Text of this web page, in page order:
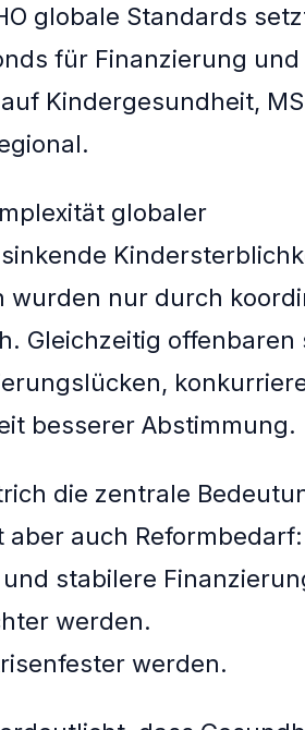
globale Standards
für Finanzierung und
Kindergesundheit,
globaler
wurden nur durch
Gleichzeitig offenbaren
besserer Abstimmung.
die zentrale
auch Reformbedarf:
stabilere
werden.
werden.